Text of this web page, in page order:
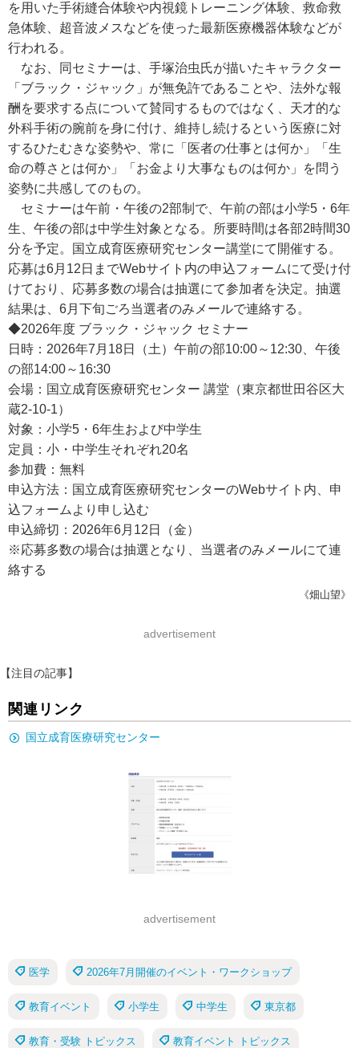
を用いた手術縫合体験や内視鏡トレーニング体験、救命救
急体験、超音波メスなどを使った最新医療機器体験などが
行われる。
なお、同セミナーは、手塚治虫氏が描いたキャラクター
「ブラック・ジャック」が無免許であることや、法外な報
酬を要求する点について賛同するものではなく、天才的な
外科手術の腕前を身に付け、維持し続けるという医療に対
するひたむきな姿勢や、常に「医者の仕事とは何か」「生
命の尊さとは何か」「お金より大事なものは何か」を問う
姿勢に共感してのもの。
セミナーは午前・午後の2部制で、午前の部は小学5・6年
生、午後の部は中学生対象となる。所要時間は各部2時間30
分を予定。国立成育医療研究センター講堂にて開催する。
応募は6月12日までWebサイト内の申込フォームにて受け付
けており、応募多数の場合は抽選にて参加者を決定。抽選
結果は、6月下旬ごろ当選者のみメールで連絡する。
◆2026年度 ブラック・ジャック セミナー
日時：2026年7月18日（土）午前の部10:00～12:30、午後
の部14:00～16:30
会場：国立成育医療研究センター 講堂（東京都世田谷区大
蔵2-10-1）
対象：小学5・6年生および中学生
定員：小・中学生それぞれ20名
参加費：無料
申込方法：国立成育医療研究センターのWebサイト内、申
込フォームより申し込む
申込締切：2026年6月12日（金）
※応募多数の場合は抽選となり、当選者のみメールにて連
絡する
《畑山望》
advertisement
【注目の記事】
関連リンク
国立成育医療研究センター
advertisement
医学 2026年7月開催のイベント・ワークショップ
教育イベント 小学生 中学生 東京都
教育・受験 トピックス 教育イベント トピックス